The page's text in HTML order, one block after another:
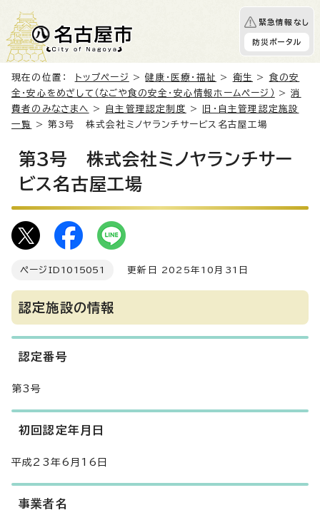
緊急情報なし
防災ポータル
現在の位置： トップページ >健康・医療・福祉 > 衛生 > 食の安
全・安心をめざして（なごや食の安全・安心情報ホームページ）
>消
費者のみなさまへ
> 自主管理認定制度 >
旧・自主管理認定施設
一覧
> 第3号 株式会社ミノヤランチサービス名古屋工場
第3号 株式会社ミノヤランチサー
ビス名古屋工場
ページID 1015051 更新日 2025年10月31日
認定施設の情報
認定番号
第3号
初回認定年月日
平成23年6月16日
事業者名